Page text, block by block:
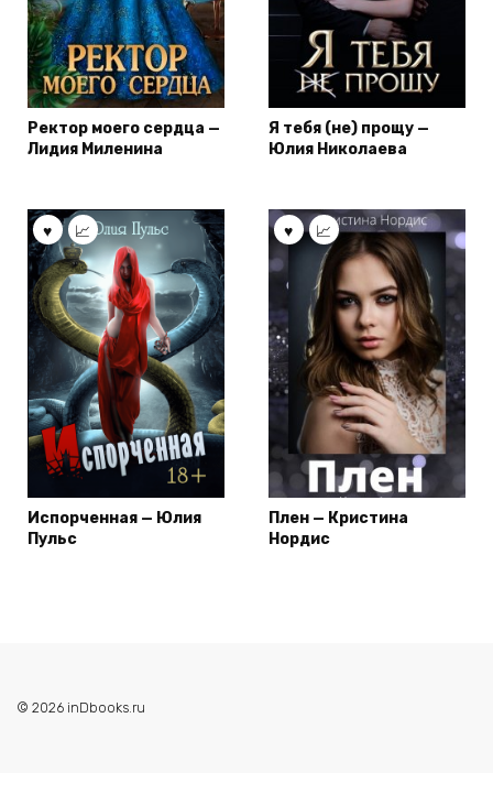
Ректор моего сердца —
Лидия Миленина
Я тебя (не) прощу —
Юлия Николаева
Испорченная — Юлия
Пульс
Плен — Кристина
Нордис
© 2026 inDbooks.ru